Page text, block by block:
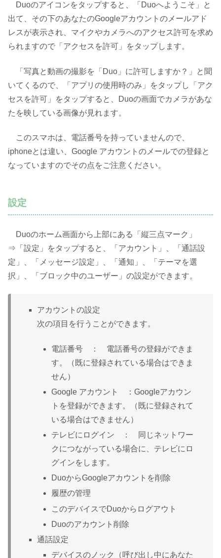
Duoのアイコンをタップすると、「Duoへようこそ」と
出て、その下のあなたのGoogleアカウントのメールアド
レスが表示され、マイクやカメラへのアクセス許可を求め
られますので「アクセスを許可」をタップします。
「写真と動画の撮影を「Duo」に許可しますか？」と聞
いてくるので、「アプリの使用時のみ」をタップし「アク
セスを許可」をタップすると、Duoの画面でカメラがあな
たを映している画像が見れます。
このスマホは、電話番号を持っていませんので、
iphoneとは違い、Google アカウントのメールでの登録と
なっていますのでその点をご注意ください。
設定
Duoのホーム画面から上部にある「縦三点マーク」
⇒「設定」をタップすると、「アカウント」、「通話設
定」、「メッセージ設定」、「通知」、「テーマを選
択」、「ブロック中のユーザー」の設定ができます。
アカウントの設定
次の項目を行うことができます。
電話番号 ： 電話番号の登録ができま
す。（既に登録されている場合はできま
せん）
Google アカウント ：Googleアカウン
トを登録ができます。（既に登録されて
いる場合はできません）
テレビにログイン ： 同じネットワー
クにつながっている場合に、テレビにロ
グインをします。
DuoからGoogleアカウントを削除
履歴の管理
このデバイスでDuoからログアウト
Duoのアカウント削除
通話設定
デバイスのノック（呼び出し中にあなた